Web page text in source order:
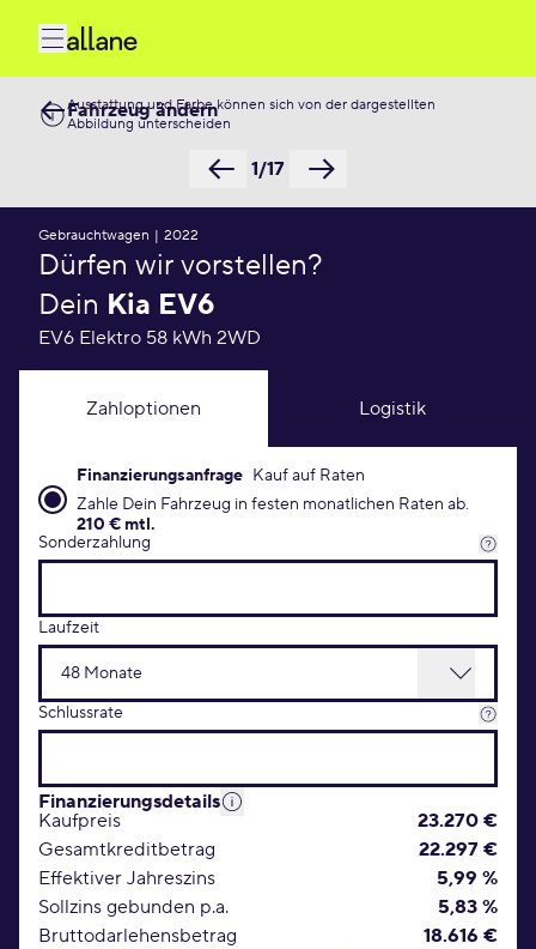
Ausstattung und Farbe können sich von der dargestellten
Abbildung unterscheiden
1/17
Fahrzeug ändern
Gebrauchtwagen | 2022
Dürfen wir vorstellen?
Dein Kia EV6
EV6 Elektro 58 kWh 2WD
Zahloptionen Logistik
Finanzierungsanfrage Konditionen
Finanzierungsanfrage Kauf auf Raten
Zahle Dein Fahrzeug in festen monatlichen Raten ab.
210 € mtl.
Sonderzahlung
Laufzeit
Schlussrate
Finanzierungsdetails
Kaufpreis
23.270 €
Gesamtkreditbetrag
22.297 €
Effektiver Jahreszins
5,99 %
Sollzins gebunden p.a.
5,83 %
Bruttodarlehensbetrag
18.616 €